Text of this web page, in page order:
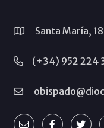
Santa María,
(+34) 952 224